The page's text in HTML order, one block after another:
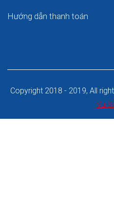
Hướng dẫn thanh toán
Copyright 2018 - 2019, All
Vu